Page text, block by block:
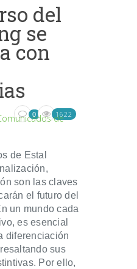
del
se
con
de
0 1622
de Estal
son las claves
el futuro del
un mundo cada
es esencial
diferenciación
sus
Por ello,